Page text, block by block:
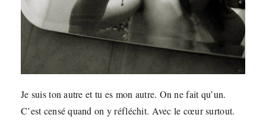
Je suis ton autre et tu es mon autre. On ne fait qu’un.
C’est censé quand on y réfléchit. Avec le cœur surtout.